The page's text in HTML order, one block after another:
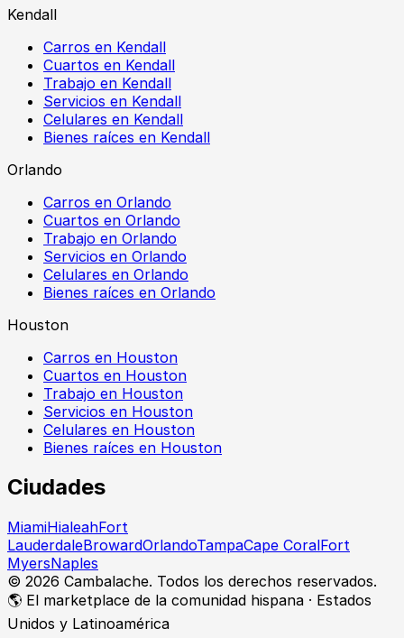
Kendall
Carros en Kendall
Cuartos en Kendall
Trabajo en Kendall
Servicios en Kendall
Celulares en Kendall
Bienes raíces en Kendall
Orlando
Carros en Orlando
Cuartos en Orlando
Trabajo en Orlando
Servicios en Orlando
Celulares en Orlando
Bienes raíces en Orlando
Houston
Carros en Houston
Cuartos en Houston
Trabajo en Houston
Servicios en Houston
Celulares en Houston
Bienes raíces en Houston
Ciudades
MiamiHialeahFort
LauderdaleBrowardOrlandoTampaCape CoralFort
MyersNaples
© 2026 Cambalache. Todos los derechos reservados.
🌎 El marketplace de la comunidad hispana · Estados
Unidos y Latinoamérica